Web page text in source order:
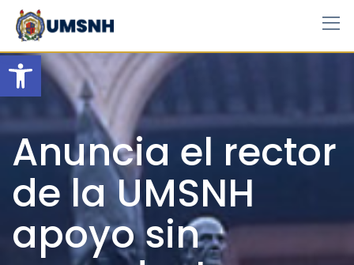
Open toolbar
Skip
content
Anuncia el rector
de la UMSNH
apoyo sin